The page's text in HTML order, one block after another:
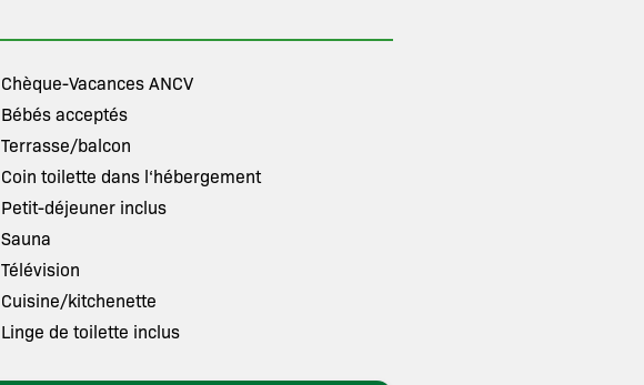
Chèque-Vacances ANCV
Bébés acceptés
Terrasse/balcon
Coin toilette dans l‘hébergement
Petit-déjeuner inclus
Sauna
Télévision
Cuisine/kitchenette
Linge de toilette inclus